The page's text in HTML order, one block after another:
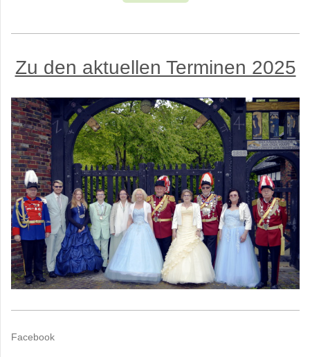
Zu den aktuellen Terminen 2025
Facebook